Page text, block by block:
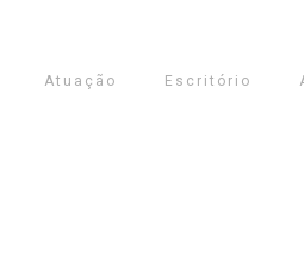
Atuação Escritório